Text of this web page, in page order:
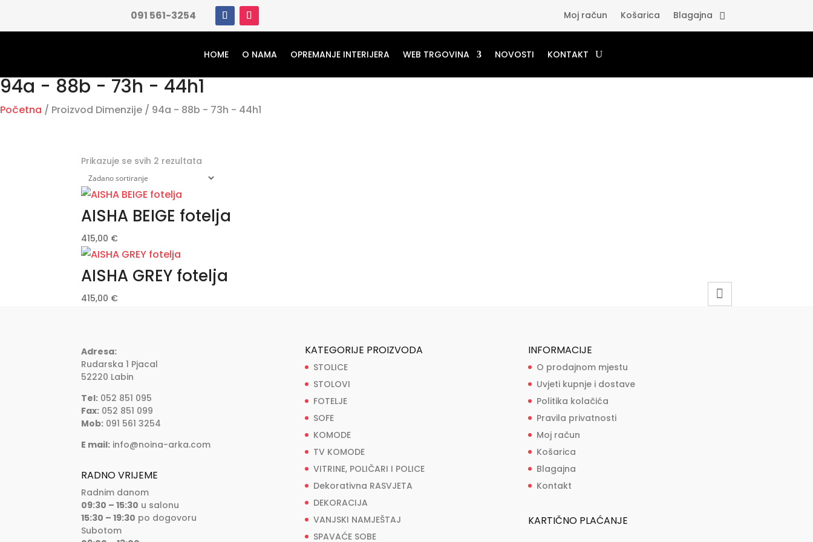
091 561-3254 Moj račun Košarica Blagajna
HOME O NAMA OPREMANJE INTERIJERA WEB TRGOVINA NOVOSTI KONTAKT
94a - 88b - 73h - 44h1
Početna / Proizvod Dimenzije / 94a - 88b - 73h - 44h1
Prikazuje se svih 2 rezultata
AISHA BEIGE fotelja
415,00 €
AISHA GREY fotelja
415,00 €
Adresa:
Rudarska 1 Pjacal
52220 Labin
Tel: 052 851 095
Fax: 052 851 099
Mob: 091 561 3254
E mail: info@noina-arka.com
RADNO VRIJEME
Radnim danom
09:30 – 15:30 u salonu
15:30 – 19:30 po dogovoru
Subotom
KATEGORIJE PROIZVODA
STOLICE
STOLOVI
FOTELJE
SOFE
KOMODE
TV KOMODE
VITRINE, POLIČARI I POLICE
Dekorativna RASVJETA
DEKORACIJA
VANJSKI NAMJEŠTAJ
SPAVAĆE SOBE
INFORMACIJE
O prodajnom mjestu
Uvjeti kupnje i dostave
Politika kolačića
Pravila privatnosti
Moj račun
Košarica
Blagajna
Kontakt
KARTIČNO PLAĆANJE